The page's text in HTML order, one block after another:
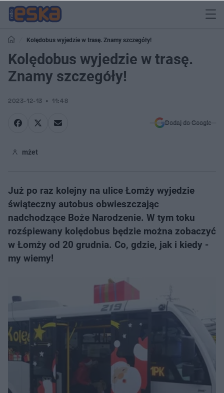
Kolędobus wyjedzie w trasę. Znamy szczegóły!
Kolędobus wyjedzie w trasę.
Znamy szczegóły!
2023-12-13 11:48
Dodaj do Google
mżet
Już po raz kolejny na ulice Łomży wyjedzie
świąteczny autobus obwieszczając
nadchodzące Boże Narodzenie. W tym toku
rozśpiewany kolędobus będzie można zobaczyć
w Łomży od 20 grudnia. Co, gdzie, jak i kiedy -
my wiemy!